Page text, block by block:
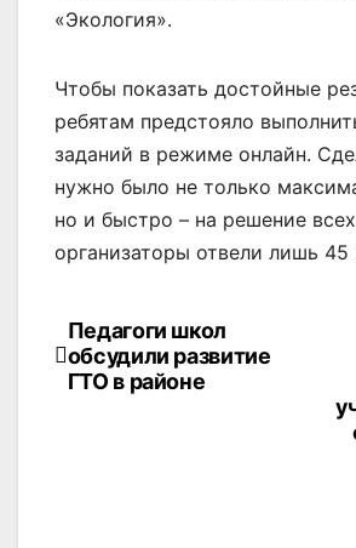
«Экология».
Чтобы показать достойные
ребятам предстояло
заданий в режиме онлайн.
нужно было не только
но и быстро – на решение
организаторы отвели лишь 45
Навигация
по
Педагоги школ
обсудили развитие
ГТО в районе